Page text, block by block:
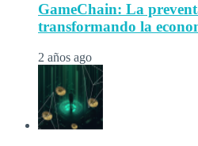
GameChain: La
transformando la
2 años ago